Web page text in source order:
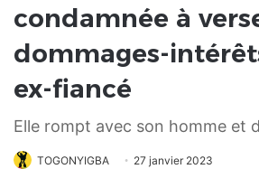
condamnée à
dommages-
ex-fiancé
Elle rompt avec son homme et
TOGONYIGBA 27 janvier 2023